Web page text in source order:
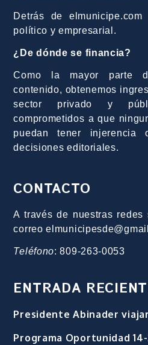
Detrás de
político y empresarial.
¿De dónde se financia?
Como la mayor parte
contenido, obtenemos
sector privado y
comprometidos a que
puedan tener injerencia
decisiones editoriales.
CONTACTO
A través de nuestras redes
correo
Teléfono: 809-263-0053
ENTRADA
Presidente Abinader
Programa Oportunidad